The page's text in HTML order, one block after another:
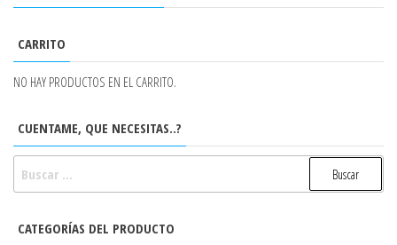
CARRITO
NO HAY PRODUCTOS EN EL CARRITO.
CUENTAME, QUE NECESITAS..?
CATEGORÍAS DEL PRODUCTO